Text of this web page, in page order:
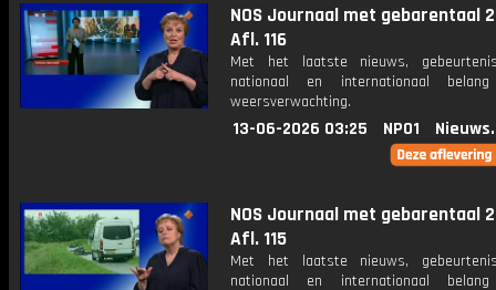
NOS Journaal met gebarentaal
Afl. 116
Met het laatste nieuws,
nationaal en internationaal
weersverwachting.
13-06-2026 03:25 NPO1
NOS Journaal met gebarentaal
Afl. 115
Met het laatste nieuws,
nationaal en internationaal